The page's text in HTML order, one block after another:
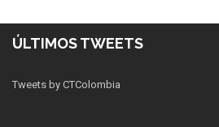
ÚLTIMOS TWEETS
Tweets by CTColombia